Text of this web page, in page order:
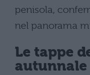
penisola,
nel panorama
Le tappe
autunnale